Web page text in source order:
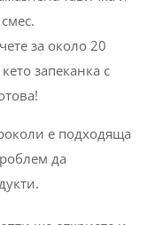
за около 20
запеканка с
е подходяща
да